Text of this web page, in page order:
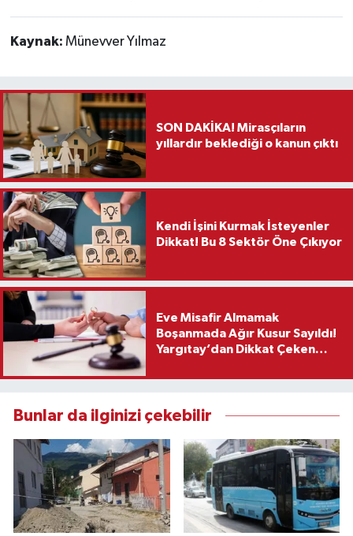
Kaynak: Münevver Yılmaz
SON DAKİKA! Mirasçıların
yıllardır beklediği o kanun çıktı
Kendi İşini Kurmak İsteyenler
Dikkat! Bu 8 Sektör Öne Çıkıyor
Eve Misafir Almamak
Boşanmada Ağır Kusur Sayıldı!
Yargıtay’dan Dikkat Çeken
Bunlar da ilginizi çekebilir